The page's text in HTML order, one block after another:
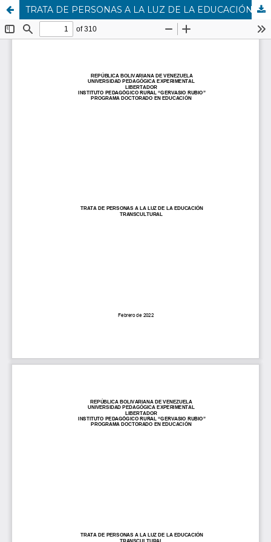
TRATA DE PERSONAS A LA LUZ DE LA EDUCACIÓN TRANSCULTURAL